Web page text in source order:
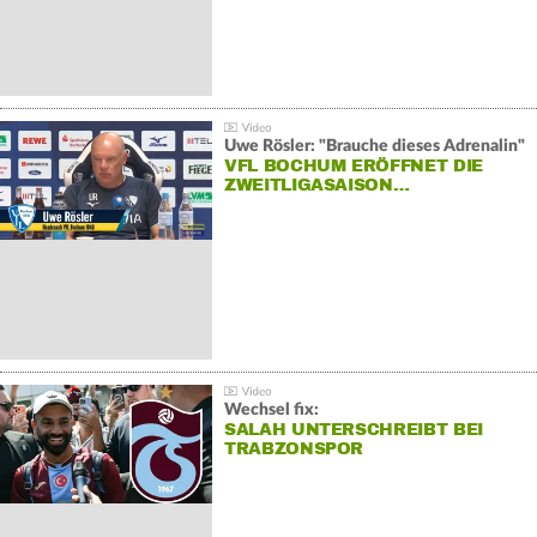
Uwe Rösler: "Brauche dieses Adrenalin"
VFL BOCHUM ERÖFFNET DIE
ZWEITLIGASAISON…
Wechsel fix:
SALAH UNTERSCHREIBT BEI
TRABZONSPOR